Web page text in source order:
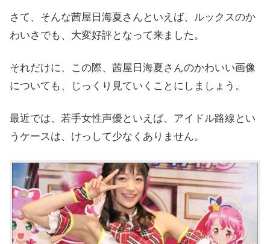
さて、そんな茜屋日海夏さんといえば、ルックスのか
わいさでも、大変好評となって来ました。
それだけに、この際、茜屋日海夏さんのかわいい画像
についても、じっくり見ていくことにしましょう。
最近では、若手女性声優といえば、アイドル路線とい
うケースは、けっして少なくありません。